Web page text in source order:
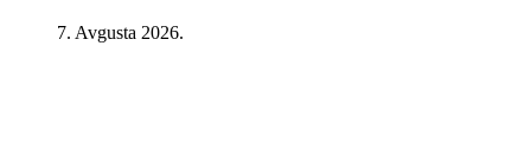
7. Avgusta 2026.